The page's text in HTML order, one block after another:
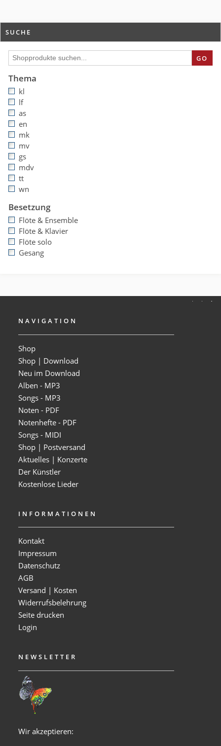
SUCHE
GO
Thema
kl
lf
as
en
mk
mv
gs
mdv
tt
wn
Besetzung
Flöte & Ensemble
Flöte & Klavier
Flöte solo
Gesang
NAVIGATION
Shop
Shop | Download
Neu im Download
Alben - MP3
Songs - MP3
Noten - PDF
Notenhefte - PDF
Songs - MIDI
Shop | Postversand
Aktuelles | Konzerte
Der Künstler
Kostenlose Lieder
INFORMATIONEN
Kontakt
Impressum
Datenschutz
AGB
Versand | Kosten
Widerrufsbelehrung
Seite drucken
Login
NEWSLETTER
Wir akzeptieren: